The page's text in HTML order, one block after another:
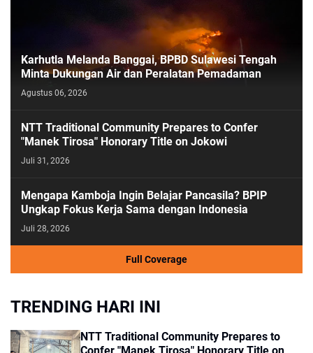
Karhutla Melanda Banggai, BPBD Sulawesi Tengah
Minta Dukungan Air dan Peralatan Pemadaman
Agustus 06, 2026
NTT Traditional Community Prepares to Confer
"Manek Tirosa" Honorary Title on Jokowi
Juli 31, 2026
Mengapa Kamboja Ingin Belajar Pancasila? BPIP
Ungkap Fokus Kerja Sama dengan Indonesia
Juli 28, 2026
Full Coverage
TRENDING HARI INI
NTT Traditional Community Prepares to